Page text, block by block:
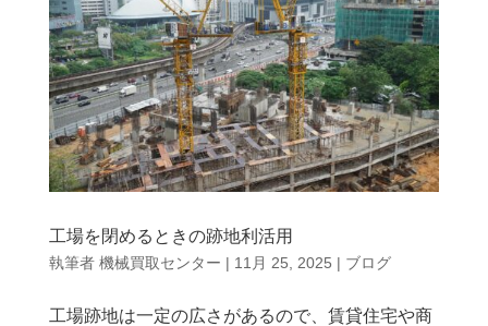
工場を閉めるときの跡地利活用
執筆者 機械買取センター | 11月 25, 2025 | ブログ
工場跡地は一定の広さがあるので、賃貸住宅や商